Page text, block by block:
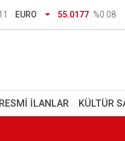
EURO 55.0177 %0.08
RESMI İLANLAR KÜLTÜR
ve üniversite kaydı için